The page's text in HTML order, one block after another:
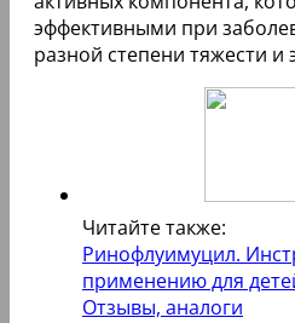
эффективными при
разной степени тяжести и
Читайте также:
Ринофлуимуцил.
применению для
Отзывы, аналоги